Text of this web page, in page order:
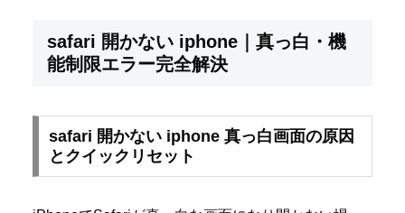
safari 開かない iphone｜真っ白・機
能制限エラー完全解決
safari 開かない iphone 真っ白画面の原因
とクイックリセット